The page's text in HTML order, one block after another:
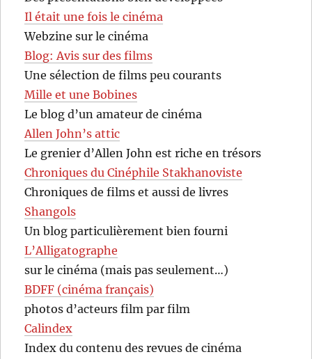
Il était une fois le cinéma
Webzine sur le cinéma
Blog: Avis sur des films
Une sélection de films peu courants
Mille et une Bobines
Le blog d’un amateur de cinéma
Allen John’s attic
Le grenier d’Allen John est riche en trésors
Chroniques du Cinéphile Stakhanoviste
Chroniques de films et aussi de livres
Shangols
Un blog particulièrement bien fourni
L’Alligatographe
sur le cinéma (mais pas seulement…)
BDFF (cinéma français)
photos d’acteurs film par film
Calindex
Index du contenu des revues de cinéma